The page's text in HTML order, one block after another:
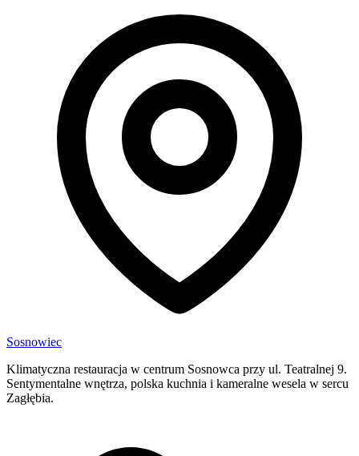
Sosnowiec
Klimatyczna restauracja w centrum Sosnowca przy ul. Teatralnej 9.
Sentymentalne wnętrza, polska kuchnia i kameralne wesela w sercu
Zagłębia.